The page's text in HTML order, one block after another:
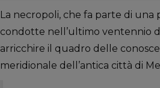
La necropoli, che fa parte di
condotte nell’ultimo ventennio
arricchire il quadro delle
meridionale dell’antica città di